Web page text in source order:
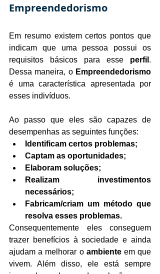
Empreendedorismo
Em resumo existem certos pontos que
indicam que uma pessoa possui os
requisitos básicos para esse perfil .
Dessa maneira, o Empreendedorismo
é uma característica apresentada por
esses indivíduos.
Ao passo que eles são capazes de
desempenhas as seguintes funções:
Identificam certos problemas;
Captam as oportunidades;
Elaboram soluções;
Realizam investimentos
necessários;
Fabricam/criam um método que
resolva esses problemas.
Consequentemente eles conseguem
trazer benefícios à sociedade e ainda
ajudam a melhorar o ambiente em que
vivem. Além disso, ele está sempre